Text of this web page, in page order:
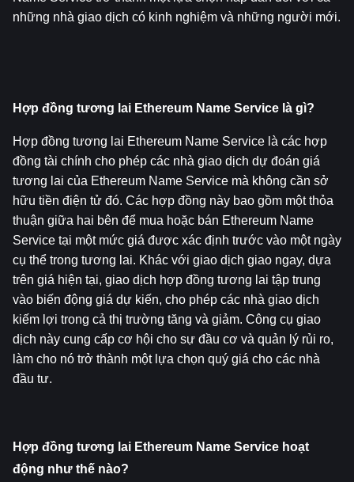
những nhà giao dịch có kinh nghiệm và những người mới.
Hợp đồng tương lai Ethereum Name Service là gì?
Hợp đồng tương lai Ethereum Name Service là các hợp
đồng tài chính cho phép các nhà giao dịch dự đoán giá
tương lai của Ethereum Name Service mà không cần sở
hữu tiền điện tử đó. Các hợp đồng này bao gồm một thỏa
thuận giữa hai bên để mua hoặc bán Ethereum Name
Service tại một mức giá được xác định trước vào một ngày
cụ thể trong tương lai. Khác với giao dịch giao ngay, dựa
trên giá hiện tại, giao dịch hợp đồng tương lai tập trung
vào biến động giá dự kiến, cho phép các nhà giao dịch
kiếm lợi trong cả thị trường tăng và giảm. Công cụ giao
dịch này cung cấp cơ hội cho sự đầu cơ và quản lý rủi ro,
làm cho nó trở thành một lựa chọn quý giá cho các nhà
đầu tư.
Hợp đồng tương lai Ethereum Name Service hoạt
động như thế nào?